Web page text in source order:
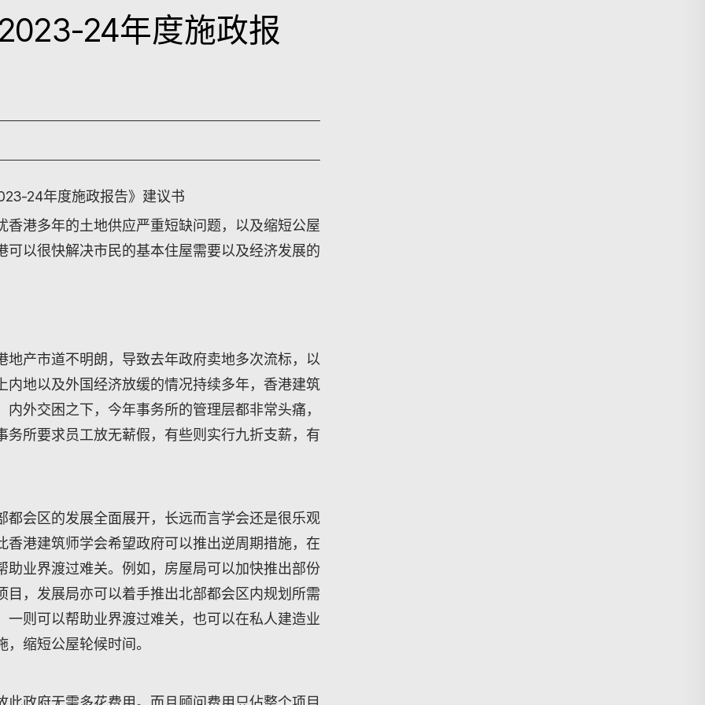
24年度施政报
24年度施政报告》建议书
港多年的土地供应严重短缺问题，以及缩短公屋
以很快解决市民的基本住屋需要以及经济发展的
产市道不明朗，导致去年政府卖地多次流标，以
地以及外国经济放缓的情况持续多年，香港建筑
外交困之下，今年事务所的管理层都非常头痛，
所要求员工放无龩假，有些则实行九折支薪，有
会区的发展全面展开，长远而言学会还是很乐观
港建筑师学会希望政府可以推出逆周期措施，在
业界渡过难关。例如，房屋局可以加快推出部份
，发展局亦可以着手推出北部都会区内规划所需
则可以帮助业界渡过难关，也可以在私人建造业
缩短公屋轮候时间。